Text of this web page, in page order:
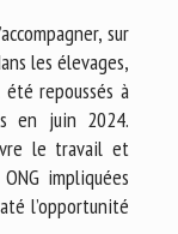
sur
les élevages,
repoussés à
en juin 2024.
le travail et
impliquées
l’opportunité